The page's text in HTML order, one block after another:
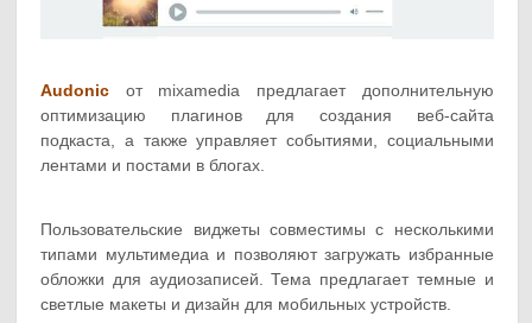
Audonic от mixamedia предлагает дополнительную
оптимизацию плагинов для создания веб-сайта
подкаста, а также управляет событиями, социальными
лентами и постами в блогах.
Пользовательские виджеты совместимы с несколькими
типами мультимедиа и позволяют загружать избранные
обложки для аудиозаписей. Тема предлагает темные и
светлые макеты и дизайн для мобильных устройств.